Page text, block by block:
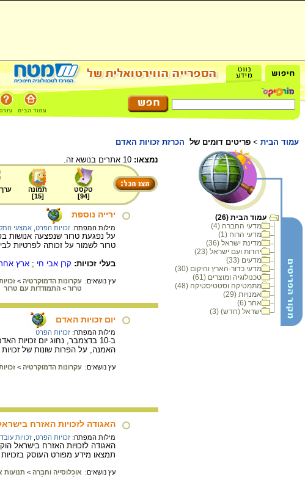
עמוד הבית > פריטים דומים של הכרזת זכויות האדם
עמוד הבית (26)
מדעי החברה (4)
מדעי הרוח (1)
מדינת ישראל (36)
יהדות ועם ישראל (23)
מדעים (33)
מדעי כדור-הארץ והיקום (30)
טכנולוגיה ומוצרים (61)
מתמטיקה וסטטיסטיקה (48)
אמנויות (29)
אחר (6)
ישראל (חדש) (3)
נמצאו:
טקסט
[
94
]
תמונה
[
15
]
ערך
ירייה נוספת
מילות המפתח: זכויות הפרט אמצעי
על נפגעת טרור שנפצעה אנושות
טרור לשמור על זכותה לפרטיות
בעלי זכויות: קרן אבי חי ; ארץ
עץ נושאים: עקרונות הדמוקרטיה >
טרור > התמודדות עם טרור
יום זכויות האדם
מילות המפתח: זכויות הפרט
ב-10 בדצמבר, נחוג יום
האמנה, על הפרות שונות של זכויות
עץ נושאים: עקרונות הדמוקרטיה >
האגודה לזכויות האזרח
מילות המפתח: זכויות הפרט זכויות
תמצאו מידע מפורט העוסק בזכויות
עץ נושאים: אוכלוסייה וחברה > תנועות